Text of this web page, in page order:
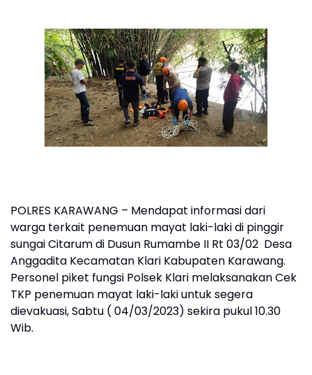
POLRES KARAWANG – Mendapat informasi dari
warga terkait penemuan mayat laki-laki di pinggir
sungai Citarum di Dusun Rumambe II Rt 03/02 Desa
Anggadita Kecamatan Klari Kabupaten Karawang.
Personel piket fungsi Polsek Klari melaksanakan Cek
TKP penemuan mayat laki-laki untuk segera
dievakuasi, Sabtu ( 04/03/2023) sekira pukul 10.30
Wib.